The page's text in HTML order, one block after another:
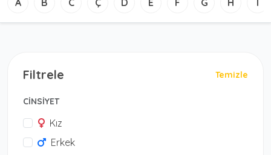
A B C Ç D E F G H I
Filtrele Temizle
CİNSİYET
Kız
Erkek